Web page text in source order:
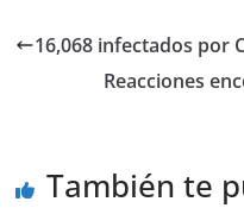
16,068 infectados por
Reacciones
También te